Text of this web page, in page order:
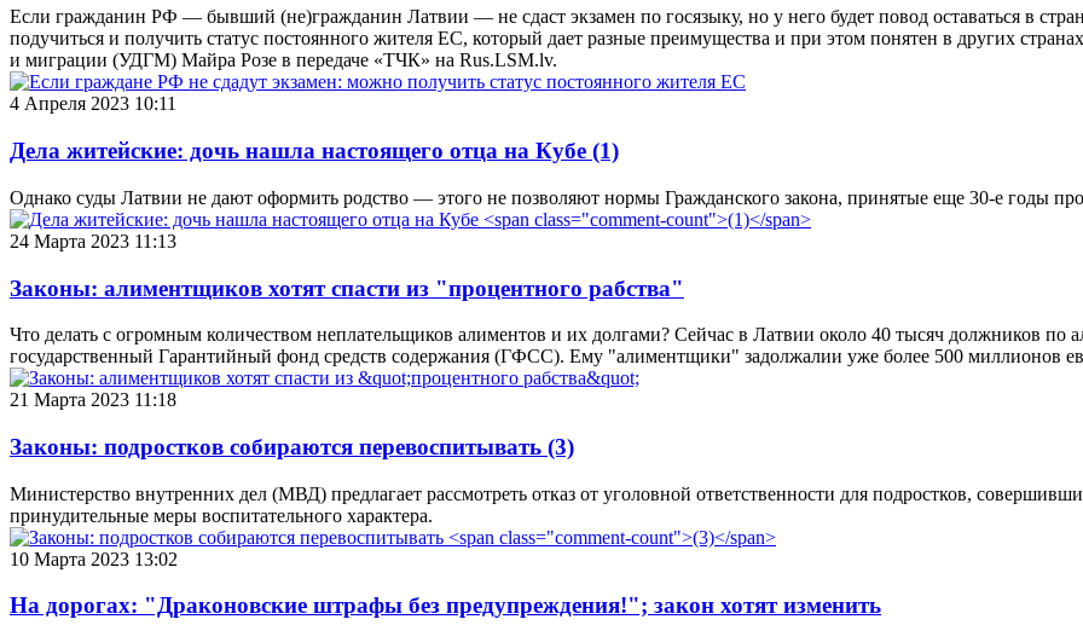
Если гражданин РФ — бывший (не)гражданин Латвии — не сдаст экзамен по госязыку, но у него будет повод оставаться в
подучиться и получить статус постоянного жителя ЕС, который дает разные преимущества и при этом понятен в других
и миграции (УДГМ) Майра Розе в передаче «ТЧК» на Rus.LSM.lv.
4 Апреля 2023 10:11
Дела житейские: дочь нашла настоящего отца на Кубе (1)
Однако суды Латвии не дают оформить родство — этого не позволяют нормы Гражданского закона, принятые еще 30-е годы
24 Марта 2023 11:13
Законы: алиментщиков хотят спасти из "процентного рабства"
Что делать с огромным количеством неплательщиков алиментов и их долгами? Сейчас в Латвии около 40 тысяч должников по
государственный Гарантийный фонд средств содержания (ГФСС). Ему "алиментщики" задолжалии уже более 500 миллионов
21 Марта 2023 11:18
Законы: подростков собираются перевоспитывать (3)
Министерство внутренних дел (МВД) предлагает рассмотреть отказ от уголовной ответственности для подростков,
принудительные меры воспитательного характера.
10 Марта 2023 13:02
На дорогах: "Драконовские штрафы без предупреждения!"; закон хотят изменить